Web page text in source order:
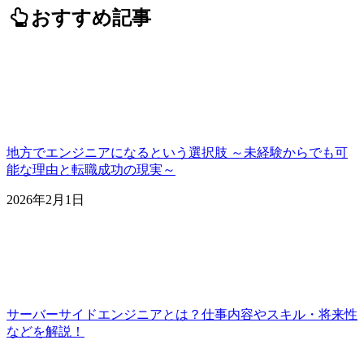
おすすめ記事
地方でエンジニアになるという選択肢 ～未経験からでも可
能な理由と転職成功の現実～
2026年2月1日
サーバーサイドエンジニアとは？仕事内容やスキル・将来性
などを解説！